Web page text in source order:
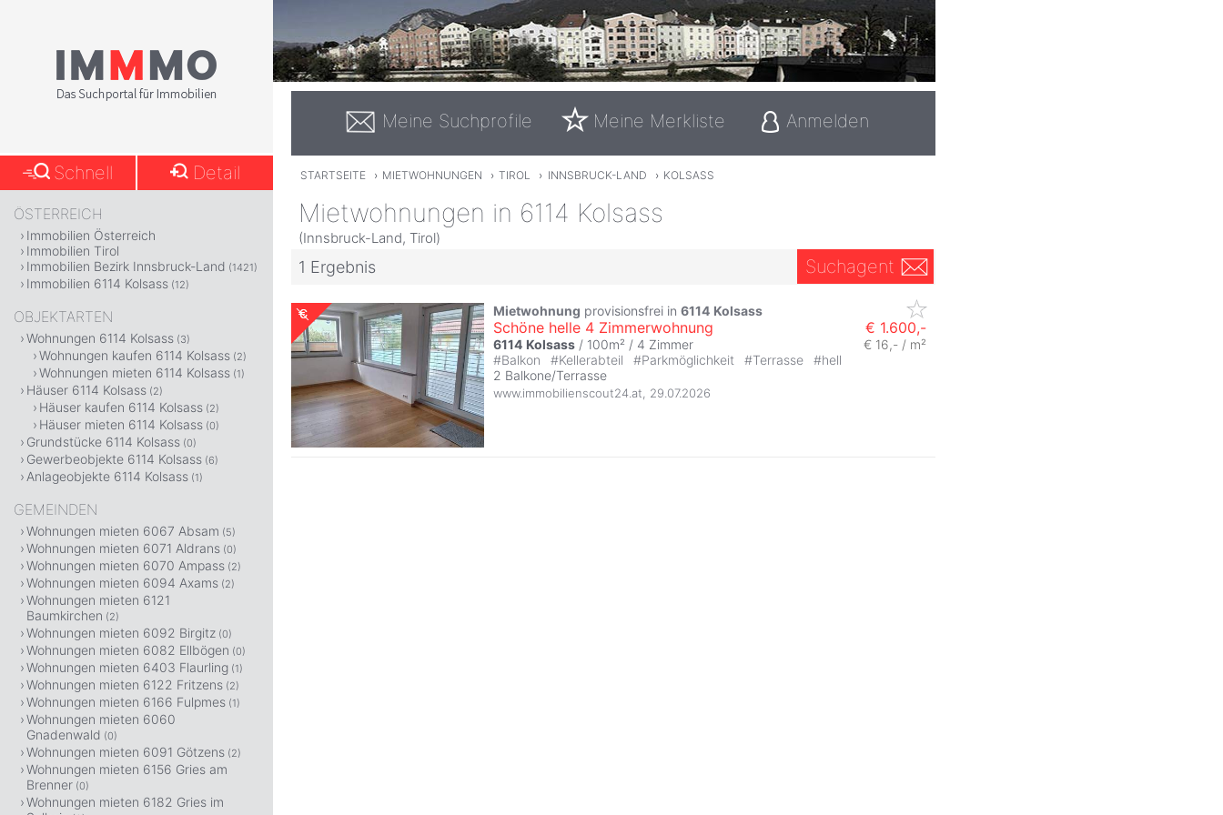
Meine Suchprofile Meine Merkliste Anmelden
STARTSEITE › MIETWOHNUNGEN › TIROL › INNSBRUCK-LAND › KOLSASS
Mietwohnungen in 6114 Kolsass
(Innsbruck-Land, Tirol)
1 Ergebnis Suchagent
Mietwohnung provisionsfrei in 6114 Kolsass
Schöne helle 4 Zimmerwohnung € 1.600,-
6114 Kolsass / 100m² / 4 Zimmer
€ 16,- / m²
#Balkon #Kellerabteil #Parkmöglichkeit #Terrasse #hell
2 Balkone/Terrasse
www.immobilienscout24.at 29.07.2026
Schnell Detail
ÖSTERREICH
Immobilien Österreich
Immobilien Tirol
Immobilien Bezirk Innsbruck-Land (1421)
Immobilien 6114 Kolsass (12)
OBJEKTARTEN
Wohnungen 6114 Kolsass (3)
Wohnungen kaufen 6114 Kolsass (2)
Wohnungen mieten 6114 Kolsass (1)
Häuser 6114 Kolsass (2)
Häuser kaufen 6114 Kolsass (2)
Häuser mieten 6114 Kolsass (0)
Grundstücke 6114 Kolsass (0)
Gewerbeobjekte 6114 Kolsass (6)
Anlageobjekte 6114 Kolsass (1)
GEMEINDEN
Wohnungen mieten 6067 Absam (5)
Wohnungen mieten 6071 Aldrans (0)
Wohnungen mieten 6070 Ampass (2)
Wohnungen mieten 6094 Axams (2)
Wohnungen mieten 6121
Baumkirchen (2)
Wohnungen mieten 6092 Birgitz (0)
Wohnungen mieten 6082 Ellbögen (0)
Wohnungen mieten 6403 Flaurling (1)
Wohnungen mieten 6122 Fritzens (2)
Wohnungen mieten 6166 Fulpmes (1)
Wohnungen mieten 6060
Gnadenwald (0)
Wohnungen mieten 6091 Götzens (2)
Wohnungen mieten 6156 Gries am
Brenner (0)
Wohnungen mieten 6182 Gries im